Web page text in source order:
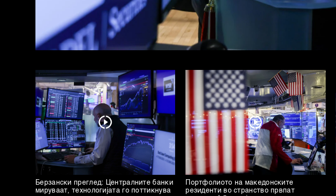
Берзански преглед: Централните банки
мируваат, технологијата го поттикнува
Портфолиото на македонските
резиденти во странство првпат